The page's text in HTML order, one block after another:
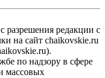
разрешения редакции с
на сайт chaikovskie.ru
по надзору в сфере
массовых